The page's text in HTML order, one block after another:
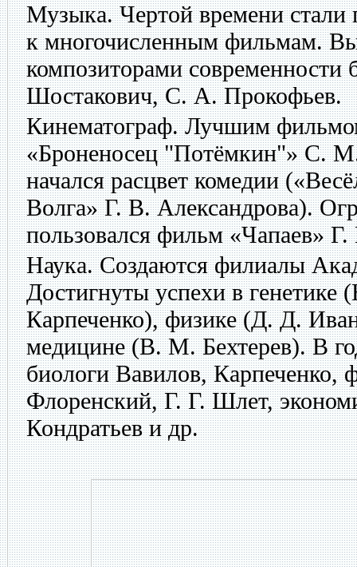
Музыка. Чертой времени
к многочисленным фильмам.
композиторами
Шостакович, С. А. Прокофьев.
Кинематограф. Лучшим
«Броненосец "Потёмкин"» С.
начался расцвет комедии
Волга» Г. В. Александрова).
пользовался фильм «Чапаев»
Наука. Создаются филиалы
Достигнуты успехи в
Карпеченко), физике (Д. Д.
медицине (В. М. Бехтерев). В
биологи Вавилов,
Флоренский, Г. Г. Шлет,
Кондратьев и др.